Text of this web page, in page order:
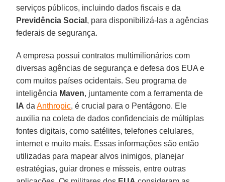
serviços públicos, incluindo dados fiscais e da
Previdência Social , para disponibilizá-las a agências
federais de segurança.
A empresa possui contratos multimilionários com
diversas agências de segurança e defesa dos EUA e
com muitos países ocidentais. Seu programa de
inteligência Maven, juntamente com a ferramenta de
IA daAnthropic, é crucial para o Pentágono. Ele
auxilia na coleta de dados confidenciais de múltiplas
fontes digitais, como satélites, telefones celulares,
internet e muito mais. Essas informações são então
utilizadas para mapear alvos inimigos, planejar
estratégias, guiar drones e mísseis, entre outras